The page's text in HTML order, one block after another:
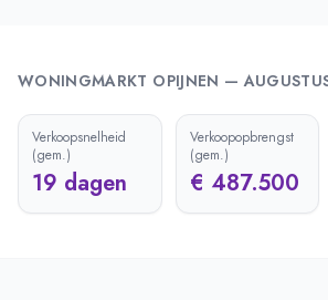
WONINGMARKT OPIJNEN —
Verkoopsnelheid
(gem.)
19 dagen
Verkoopopbrengst
(gem.)
€ 487.500